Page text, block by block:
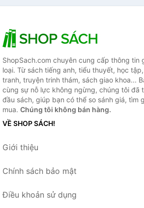
ShopSach.com chuyên cung cấp thông tin
loại. Từ sách tiếng anh, tiểu thuyết, học
tranh, truyện trinh thám, sách giao khoa...
cùng sự nỗ lực không ngừng, chúng tôi đã
đầu sách, giúp bạn có thể so sánh giá, tìm
mua. Chúng tôi không bán hàng.
VỀ SHOP SÁCH!
Giới thiệu
Chính sách bảo mật
Điều khoản sử dụng